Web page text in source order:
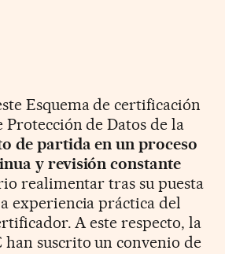
Esquema de certificación
Protección de Datos de la
de partida en un proceso
y revisión constante
realimentar tras su puesta
experiencia práctica del
A este respecto, la
han suscrito un convenio de